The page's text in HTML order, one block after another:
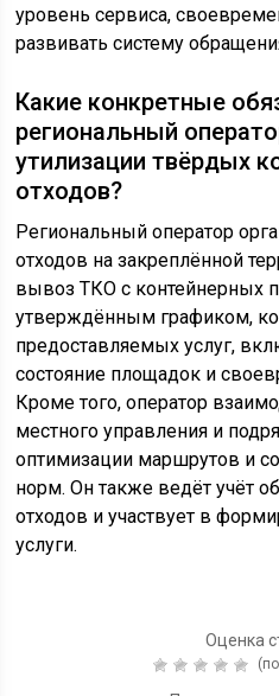
уровень сервиса,
развивать систему
Какие конкретные
региональный
утилизации твёрдых
отходов?
Региональный оператор
отходов на закреплённой
вывоз ТКО с контейнерных
утверждённым графиком,
предоставляемых услуг,
состояние площадок и
Кроме того, оператор
местного управления и
оптимизации маршрутов и
норм. Он также ведёт учёт
отходов и участвует в
услуги.
Оценка